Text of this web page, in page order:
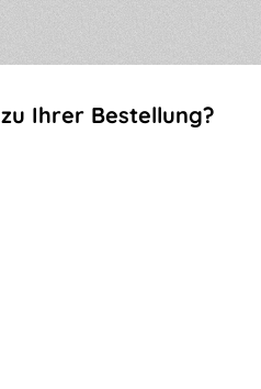
Ihrer Bestellung?